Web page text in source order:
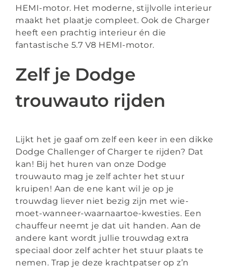
HEMI-motor. Het moderne, stijlvolle interieur
maakt het plaatje compleet. Ook de Charger
heeft een prachtig interieur én die
fantastische 5.7 V8 HEMI-motor.
Zelf je Dodge
trouwauto rijden
Lijkt het je gaaf om zelf een keer in een dikke
Dodge Challenger of Charger te rijden? Dat
kan! Bij het huren van onze Dodge
trouwauto mag je zelf achter het stuur
kruipen! Aan de ene kant wil je op je
trouwdag liever niet bezig zijn met wie-
moet-wanneer-waarnaartoe-kwesties. Een
chauffeur neemt je dat uit handen. Aan de
andere kant wordt jullie trouwdag extra
speciaal door zelf achter het stuur plaats te
nemen. Trap je deze krachtpatser op z’n